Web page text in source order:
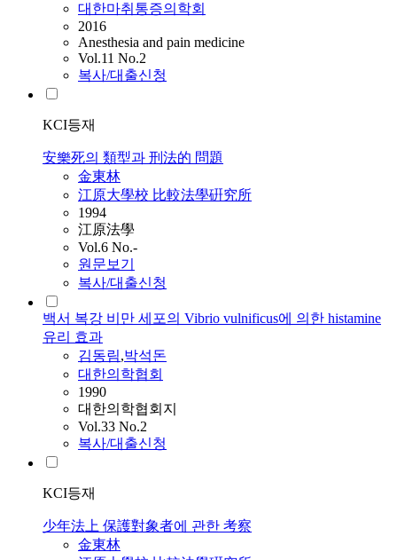
대한마취통증의학회
2016
Anesthesia and pain medicine
Vol.11 No.2
복사/대출신청
KCI등재
安樂死의 類型과 刑法的 問題
金東林
江原大學校 比較法學硏究所
1994
江原法學
Vol.6 No.-
원문보기
복사/대출신청
백서 복강 비만 세포의 Vibrio vulnificus에 의한 histamine
유리 효과
김동림,박석돈
대한의학협회
1990
대한의학협회지
Vol.33 No.2
복사/대출신청
KCI등재
少年法上 保護對象者에 관한 考察
金東林